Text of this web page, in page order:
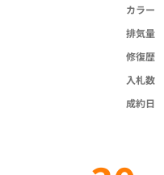
カラー
排気量
修復歴
入札数
成約日